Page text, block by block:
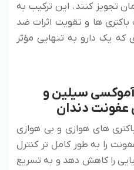
تجویز کنند. این ترکیب به
ها و تقویت اثرات ضد
که یک دارو به تنهایی مؤثر
سیلین و
عفونت دندان
های هوازی و بی هوازی
را به طور کامل تر کنترل
را کاهش دهد و به تسریع